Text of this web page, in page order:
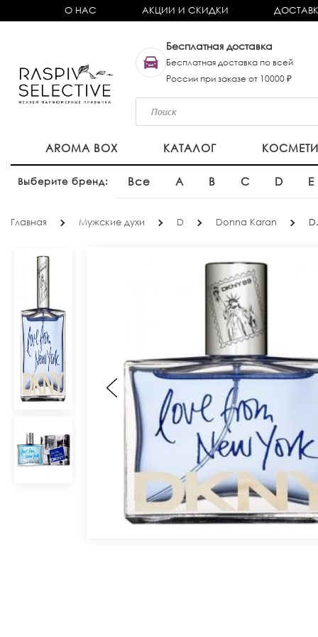
О НАС АКЦИИ И СКИДКИ
Бесплатная доставка
Бесплатная доставка по всей
России при заказе от 10000 ₽
AROMA BOX КАТАЛОГ
Выберите бренд: Все A B C D E
Главная Мужские духи D Donna Karan